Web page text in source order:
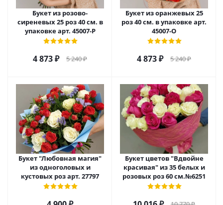
Букет из розово-
сиреневых 25 роз 40 см. в
упаковке арт. 45007-Р
4 873₽ 5 240₽
Букет из оранжевых 25
роз 40 см. в упаковке арт.
45007-О
4 873₽ 5 240₽
Букет "Любовная магия"
из одноголовых и
кустовых роз арт. 27797
Букет цветов "Вдвойне
красивая" из 35 белых и
розовых роз 60 см.№6251